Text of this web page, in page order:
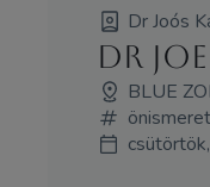
Dr Joós
Dr
BLUE
önismeret